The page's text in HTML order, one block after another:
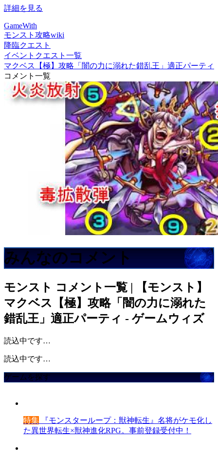
詳細を見る
GameWith
モンスト攻略wiki
降臨クエスト
イベントクエスト一覧
マクベス【極】攻略「闇の力に溺れた錯乱王」適正パーティ
コメント一覧
みんなのコメント
モンスト コメント一覧 | 【モンスト】
マクベス【極】攻略「闇の力に溺れた
錯乱王」適正パーティ - ゲームウィズ
読込中です…
読込中です…
ゲームを探す
特集 『モンスターループ：獣神転生』名将がケモ化し
た異世界転生×獣神進化RPG。事前登録受付中！